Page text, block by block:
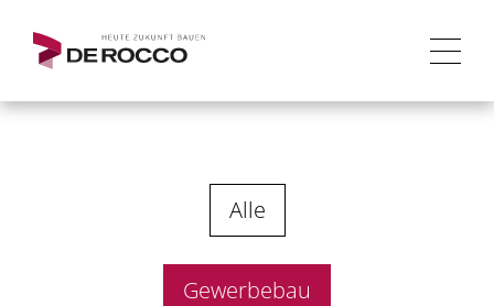
Alle
Gewerbebau